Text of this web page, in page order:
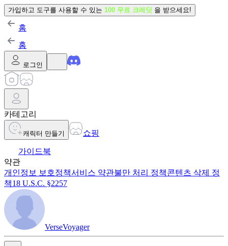
가입하고 도구를 사용할 수 있는 100 무료 크레딧 을 받으세요!
홈
홈
로그인
카테고리
캐릭터 만들기 쇼핑
가이드북
약관
개인정보 보호정책서비스 약관불만 처리 정책콘텐츠 삭제 정
책18 U.S.C. §2257
VerseVoyager